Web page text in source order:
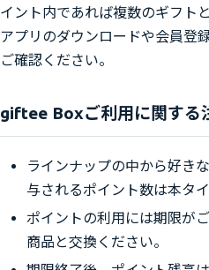
イント内であれば複数のギフト
アプリのダウンロードや会員登
ご確認ください。
giftee Boxご利用に関する
ラインナップの中から好き
与されるポイント数は本タ
ポイントの利用には期限が
商品と交換ください。